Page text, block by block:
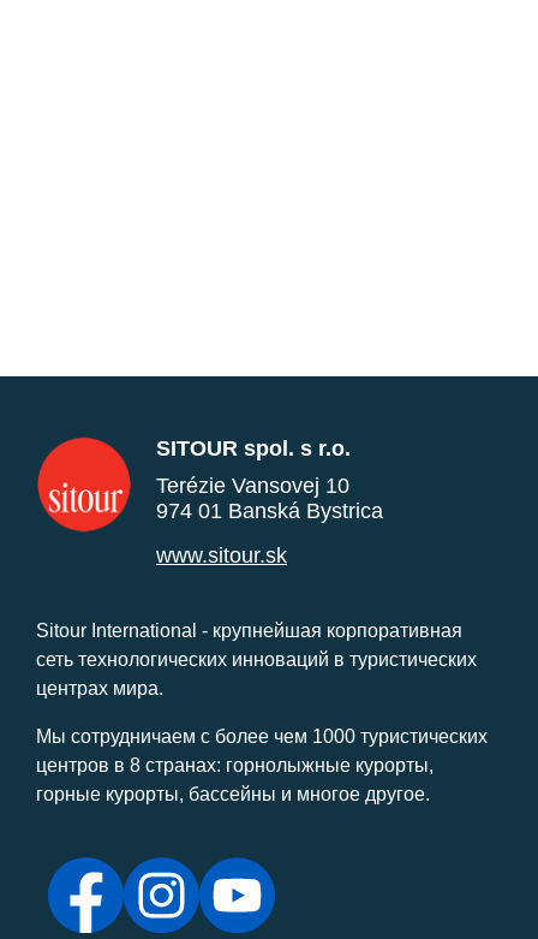
SITOUR spol. s r.o.
Terézie Vansovej 10
974 01 Banská Bystrica
www.sitour.sk
Sitour International - крупнейшая корпоративная
сеть технологических инноваций в туристических
центрах мира.
Мы сотрудничаем с более чем 1000 туристических
центров в 8 странах: горнолыжные курорты,
горные курорты, бассейны и многое другое.